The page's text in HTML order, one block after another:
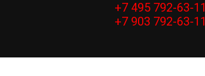
+7 495 792-63-11
+7 903 792-63-11